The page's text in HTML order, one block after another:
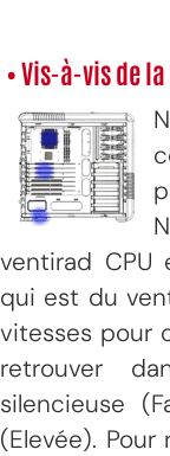
• Vis-à-vis de
ventirad
qui est du
vitesses pour
retrouver
silencieuse
(Elevée).